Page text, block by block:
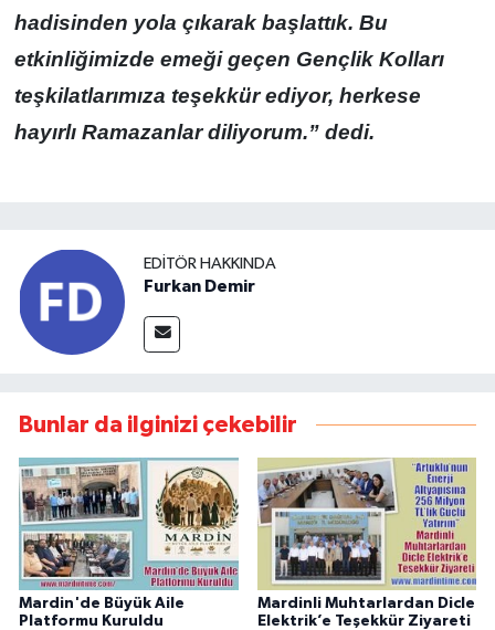
hadisinden yola çıkarak başlattık. Bu
etkinliğimizde emeği geçen Gençlik Kolları
teşkilatlarımıza teşekkür ediyor, herkese
hayırlı Ramazanlar diliyorum.” dedi.
EDITÖR HAKKINDA
Furkan Demir
Bunlar da ilginizi çekebilir
Mardin'de Büyük Aile
Platformu Kuruldu
Mardinli Muhtarlardan Dicle
Elektrik’e Teşekkür Ziyareti